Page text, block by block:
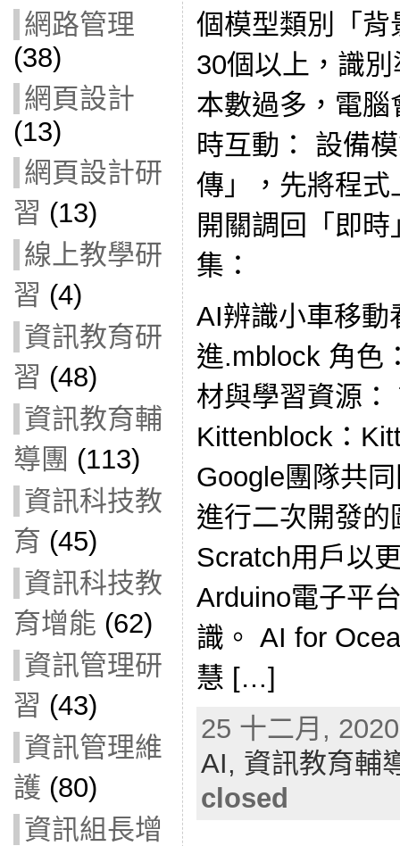
網路管理
(38)
網頁設計
(13)
網頁設計研
習 (13)
線上教學研
習 (4)
資訊教育研
習 (48)
資訊教育輔
導團 (113)
資訊科技教
育 (45)
資訊科技教
育增能 (62)
資訊管理研
習 (43)
資訊管理維
護 (80)
資訊組長增
個模型類別「
30個以上，識
本數過多，電
時互動： 設備
傳」，先將程
開關調回「即
集：
AI辨識小車移動
進.mblock 角色
材與學習資源
Kittenblock：
Google團隊共
進行二次開發
Scratch用戶以
Arduino電子平
識。 AI for
慧 […]
25 十二月,
AI, 資訊教育輔
closed